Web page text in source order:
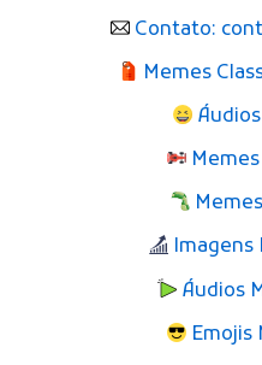
Contato:
Memes
Imagens
Áudios
Emojis